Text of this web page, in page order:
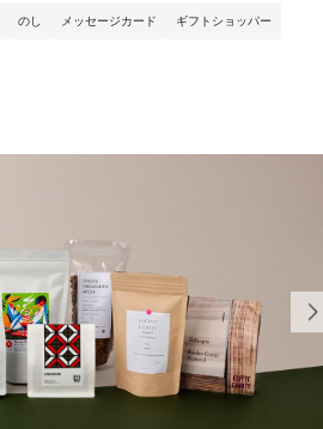
のし メッセージカード ギフトショッパー